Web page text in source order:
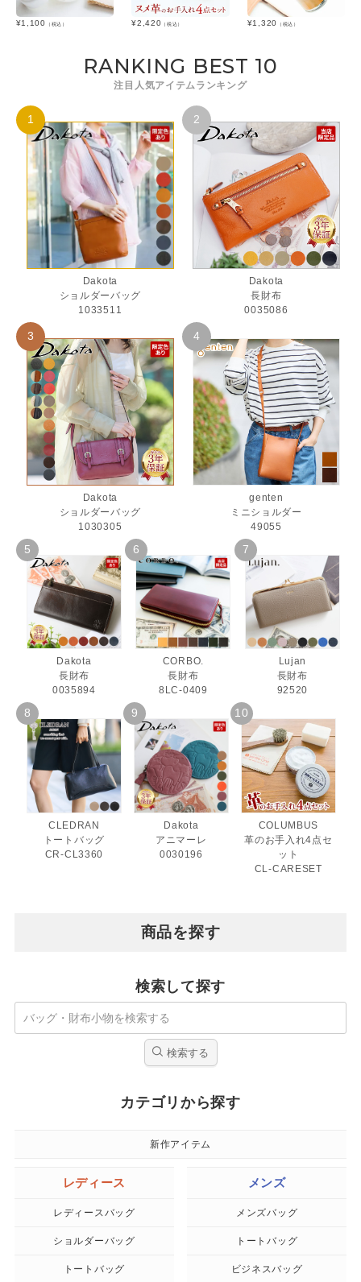
¥1,100 （税込） ¥2,420 （税込） ¥1,320 （税込）
RANKING BEST 10
注目人気アイテムランキング
Dakota
ショルダーバッグ
1033511
Dakota
長財布
0035086
Dakota
ショルダーバッグ
1030305
genten
ミニショルダー
49055
Dakota
長財布
0035894
CORBO.
長財布
8LC-0409
Lujan
長財布
92520
CLEDRAN
トートバッグ
CR-CL3360
Dakota
アニマーレ
0030196
COLUMBUS
革のお手入れ4点セ
ット
CL-CARESET
商品を探す
検索して探す
検索する
カテゴリから探す
新作アイテム
レディース
レディースバッグ
ショルダーバッグ
トートバッグ
メンズ
メンズバッグ
トートバッグ
ビジネスバッグ